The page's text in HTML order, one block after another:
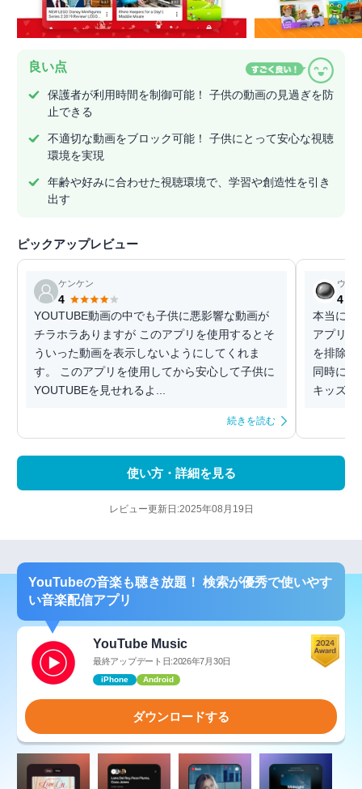
良い点
保護者が利用時間を制御可能！ 子供の動画の見過ぎを防
止できる
不適切な動画をブロック可能！ 子供にとって安心な視聴
環境を実現
年齢や好みに合わせた視聴環境で、学習や創造性を引き
出す
ピックアップレビュー
ケンケン
4
YOUTUBE動画の中でも子供に悪影響な動画が
チラホラありますが このアプリを使用するとそ
ういった動画を表示しないようにしてくれま
す。 このアプリを使用してから安心して子供に
YOUTUBEを見せれるよ...
続きを読む
ウェ
4
本当に二
アプリで
を排除し
同時に、
キッズじ
使い方・詳細を見る
レビュー更新日:2025年08月19日
YouTubeの音楽も聴き放題！ 検索が優秀で使いやす
い音楽配信アプリ
YouTube Music
最終アップデート日:2026年7月30日
iPhone Android
ダウンロードする